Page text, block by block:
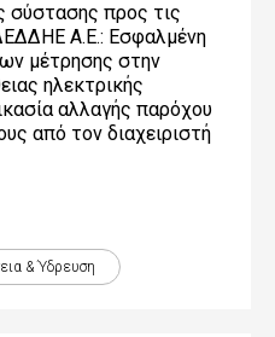
σύστασης προς τις
Α.Ε.: Εσφαλμένη
μέτρησης στην
ηλεκτρικής
αλλαγής παρόχου
από τον διαχειριστή
& Ύδρευση